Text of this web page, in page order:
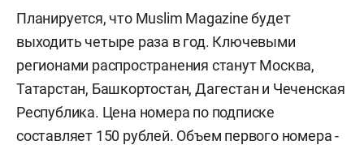
Планируется, что Muslim Magazine будет
выходить четыре раза в год. Ключевыми
регионами распространения станут Москва,
Татарстан, Башкортостан, Дагестан и Чеченская
Республика. Цена номера по подписке
составляет 150 рублей. Объем первого номера -